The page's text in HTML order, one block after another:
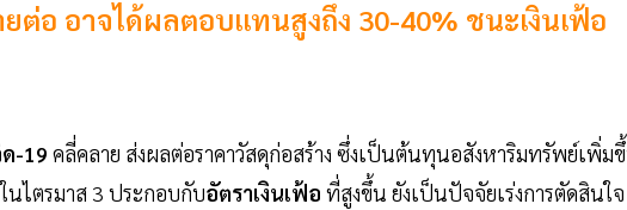
ต่อ อาจได้ผลตอบแทนสูงถึง 30-40% ชนะเงินเฟ้อ
-19 คลี่คลาย ส่งผลต่อราคาวัสดุก่อสร้าง ซึ่งเป็นต้นทุนอสังหาริมทรัพย์เพิ่ม
ไตรมาส 3 ประกอบกับอัตราเงินเฟ้อ ที่สูงขึ้น ยังเป็นปัจจัยเร่งการตัดสินใจ